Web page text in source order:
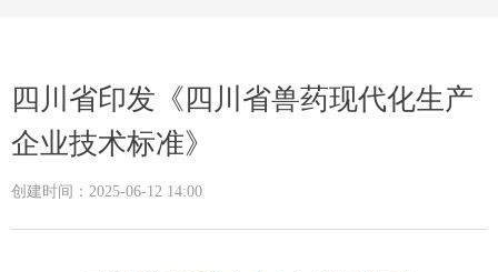
四川省印发《四川省兽药现代化生产
企业技术标准》
创建时间： 2025-06-12 14:00